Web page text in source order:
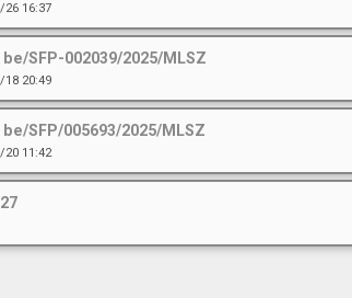
26 16:37
SFP-002039/2025/MLSZ
18 20:49
SFP/005693/2025/MLSZ
20 11:42